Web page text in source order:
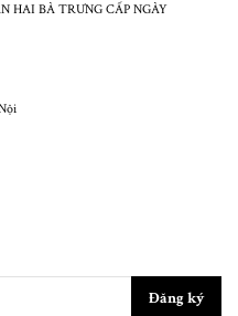
HAI BÀ TRƯNG CẤP NGÀY
Đăng ký